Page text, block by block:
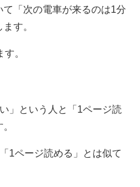
「次の電車が来るのは1分
す。
。
」という人と「1ページ読
1ページ読める」とは似て